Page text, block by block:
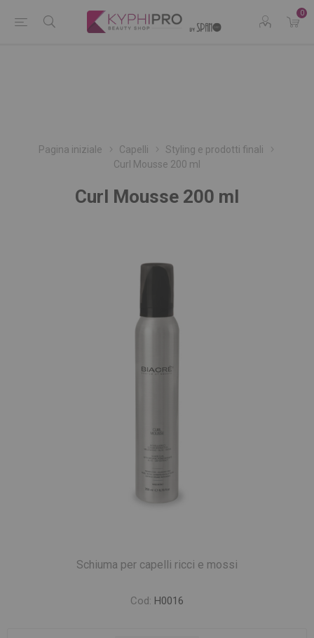
0
Pagina iniziale Capelli
Styling e prodotti finali
Curl Mousse 200 ml
Curl Mousse 200 ml
Schiuma per capelli ricci e mossi
Cod: H0016